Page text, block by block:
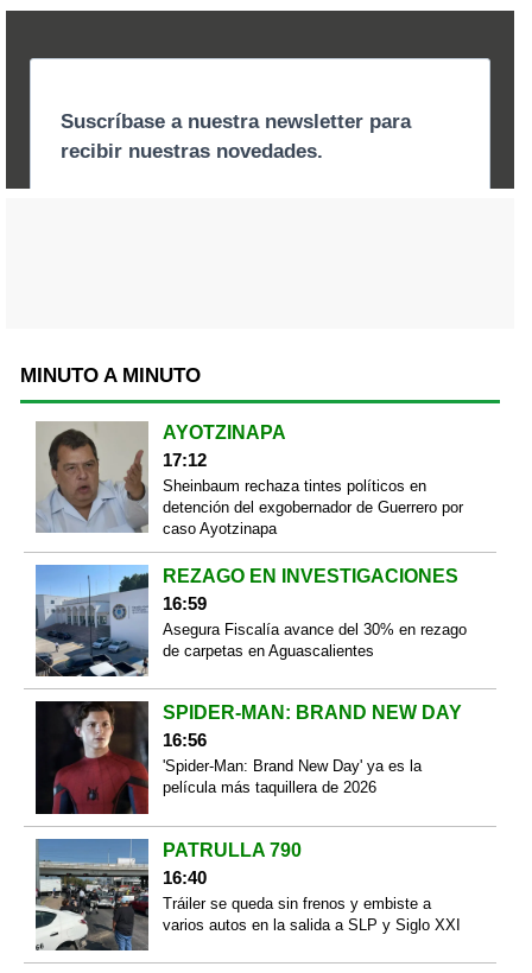
MINUTO A MINUTO
AYOTZINAPA
17:12
Sheinbaum rechaza tintes políticos en
detención del exgobernador de Guerrero por
caso Ayotzinapa
REZAGO EN INVESTIGACIONES
16:59
Asegura Fiscalía avance del 30% en rezago
de carpetas en Aguascalientes
SPIDER-MAN: BRAND NEW DAY
16:56
'Spider-Man: Brand New Day' ya es la
película más taquillera de 2026
PATRULLA 790
16:40
Tráiler se queda sin frenos y embiste a
varios autos en la salida a SLP y Siglo XXI